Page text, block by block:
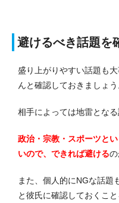
避けるべき話題を
盛り上がりやすい話題も
んと確認しておきましょう
相手によっては地雷とな
政治・宗教・スポーツと
いので、できれば避けるの
また、個人的にNGな話題
と彼氏に確認しておくこと